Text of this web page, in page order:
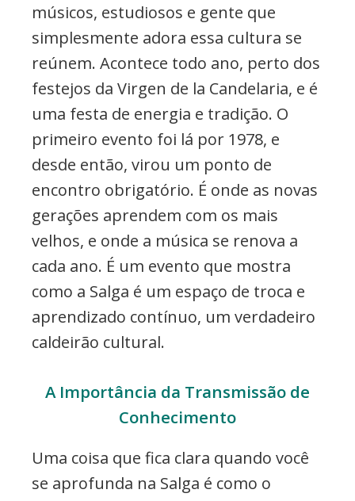
músicos, estudiosos e gente que
simplesmente adora essa cultura se
reúnem. Acontece todo ano, perto dos
festejos da Virgen de la Candelaria, e é
uma festa de energia e tradição. O
primeiro evento foi lá por 1978, e
desde então, virou um ponto de
encontro obrigatório. É onde as novas
gerações aprendem com os mais
velhos, e onde a música se renova a
cada ano. É um evento que mostra
como a Salga é um espaço de troca e
aprendizado contínuo, um verdadeiro
caldeirão cultural.
A Importância da Transmissão de
Conhecimento
Uma coisa que fica clara quando você
se aprofunda na Salga é como o